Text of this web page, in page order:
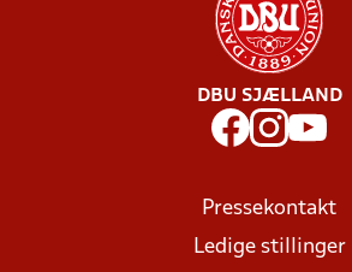
DBU SJÆLLAND
Pressekontakt
Ledige stillinger